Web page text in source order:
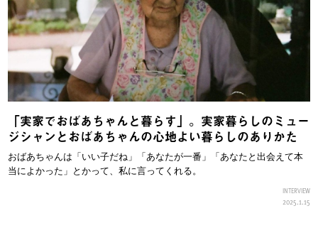
「実家でおばあちゃんと暮らす」。実家暮らしのミュー
ジシャンとおばあちゃんの心地よい暮らしのありかた
おばあちゃんは「いい子だね」「あなたが一番」「あなたと出会えて本
当によかった」とかって、私に言ってくれる。
INTERVIEW
2025.1.15